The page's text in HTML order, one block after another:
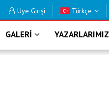
KAVUŞUYOR
Üye Girişi Türkçe
GALERİ YAZARLARIMIZ